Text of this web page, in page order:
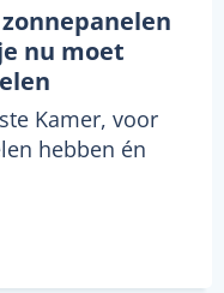
nu moet
Kamer, voor
hebben én